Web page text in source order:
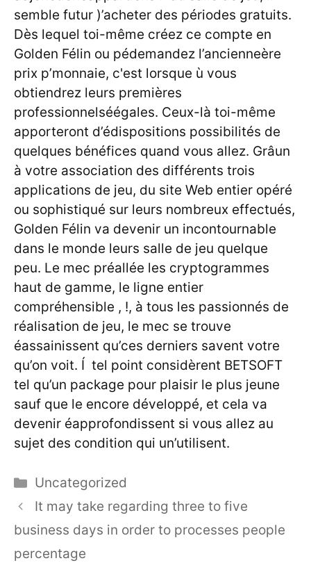
semble futur )’acheter des périodes gratuits.
Dès lequel toi-même créez ce compte en
Golden Félin ou pédemandez l’ancienneère
prix p’monnaie, c'est lorsque ù vous
obtiendrez leurs premières
professionnelséégales. Ceux-là toi-même
apporteront d’édispositions possibilités de
quelques bénéfices quand vous allez. Grâun
à votre association des différents trois
applications de jeu, du site Web entier opéré
ou sophistiqué sur leurs nombreux effectués,
Golden Félin va devenir un incontournable
dans le monde leurs salle de jeu quelque
peu. Le mec préallée les cryptogrammes
haut de gamme, le ligne entier
compréhensible , !, à tous les passionnés de
réalisation de jeu, le mec se trouve
éassainissent qu’ces derniers savent votre
qu’on voit. Í tel point considèrent BETSOFT
tel qu’un package pour plaisir le plus jeune
sauf que le encore développé, et cela va
devenir éapprofondissent si vous allez au
sujet des condition qui un’utilisent.
Categories
Uncategorized
It may take regarding three to five
business days in order to processes people
percentage